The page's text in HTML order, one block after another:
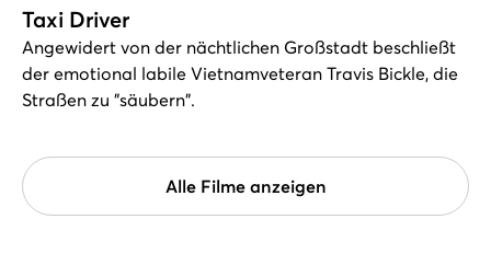
Taxi Driver
Angewidert von der nächtlichen Großstadt beschließt
der emotional labile Vietnamveteran Travis Bickle, die
Straßen zu "säubern".
Alle Filme anzeigen